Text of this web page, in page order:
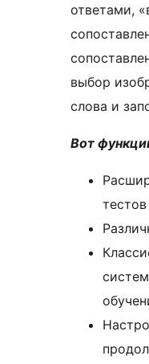
ответами,
выбор
слова и
Вот
тестов